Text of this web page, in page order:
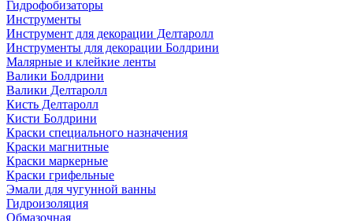
Гидрофобизаторы
Инструменты
Инструмент для декорации Делтаролл
Инструменты для декорации Болдрини
Малярные и клейкие ленты
Валики Болдрини
Валики Делтаролл
Кисть Делтаролл
Кисти Болдрини
Краски специального назначения
Краски магнитные
Краски маркерные
Краски грифельные
Эмали для чугунной ванны
Гидроизоляция
Обмазочная